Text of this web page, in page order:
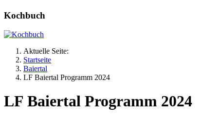
Kochbuch
Aktuelle Seite:
Startseite
Baiertal
LF Baiertal Programm 2024
LF Baiertal Programm 2024